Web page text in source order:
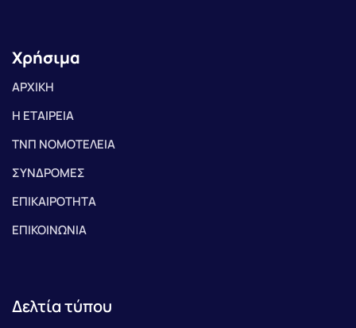
Χρήσιμα
ΑΡΧΙΚΗ
Η ΕΤΑΙΡΕΙΑ
ΤΝΠ ΝΟΜΟΤΕΛΕΙΑ
ΣΥΝΔΡΟΜΕΣ
ΕΠΙΚΑΙΡΟΤΗΤΑ
ΕΠΙΚΟΙΝΩΝΙΑ
Δελτία τύπου